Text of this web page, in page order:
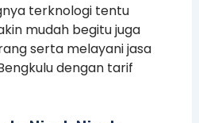
terknologi tentu
mudah begitu juga
serta melayani jasa
dengan tarif